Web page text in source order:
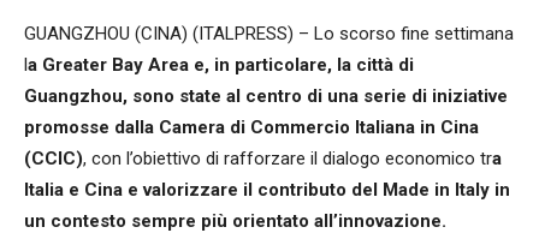
GUANGZHOU (CINA) (ITALPRESS) – Lo scorso fine settimana
la Greater Bay Area e, in particolare, la città di
Guangzhou, sono state al centro di una serie di iniziative
promosse dalla Camera di Commercio Italiana in Cina
(CCIC), con l’obiettivo di rafforzare il dialogo economico tra
Italia e Cina e valorizzare il contributo del Made in Italy in
un contesto sempre più orientato all’innovazione.